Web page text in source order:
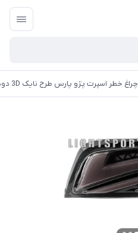
چراغ خطر اسپرت پژو پارس طرح نایک 3D دودی